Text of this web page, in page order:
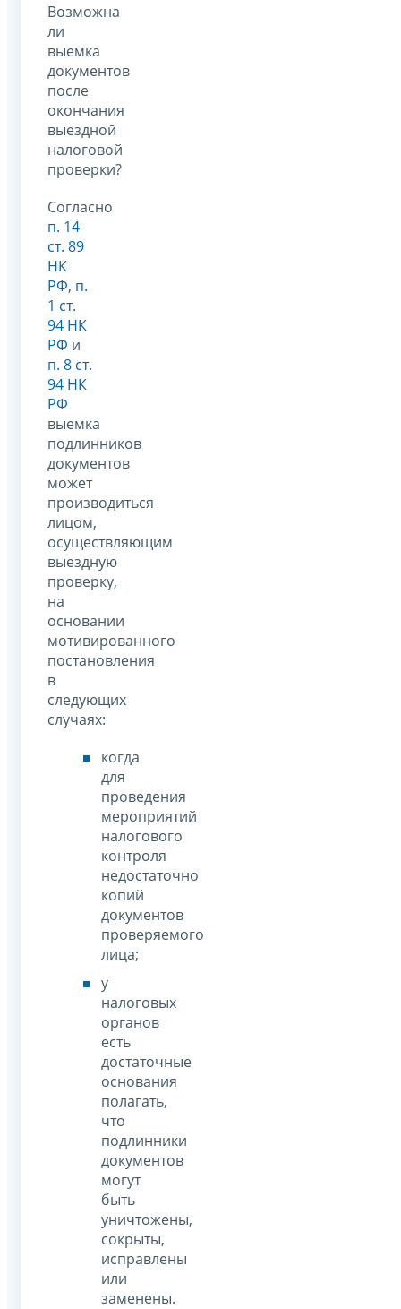
Возможна
ли
выемка
документов
после
окончания
выездной
налоговой
проверки?
Согласно
п. 14
ст. 89
НК
РФ, п.
1 ст.
94 НК
РФ и
п. 8 ст.
94 НК
РФ
выемка
подлинников
документов
может
производиться
лицом,
осуществляющим
выездную
проверку,
на
основании
мотивированного
постановления
в
следующих
случаях:
когда
для
проведения
мероприятий
налогового
контроля
недостаточно
копий
документов
проверяемого
лица;
у
налоговых
органов
есть
достаточные
основания
полагать,
что
подлинники
документов
могут
быть
уничтожены,
сокрыты,
исправлены
или
заменены.